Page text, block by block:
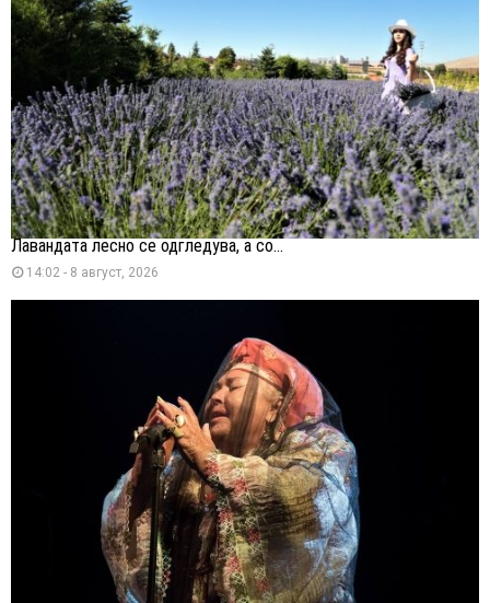
Лавандата лесно се одгледува, а со...
14:02 - 8 август, 2026